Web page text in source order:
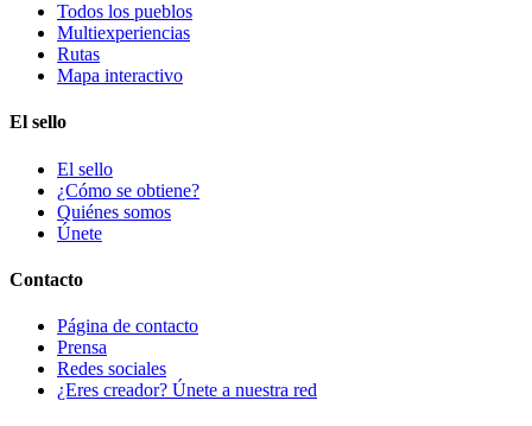
Todos los pueblos
Multiexperiencias
Rutas
Mapa interactivo
El sello
El sello
¿Cómo se obtiene?
Quiénes somos
Únete
Contacto
Página de contacto
Prensa
Redes sociales
¿Eres creador? Únete a nuestra red